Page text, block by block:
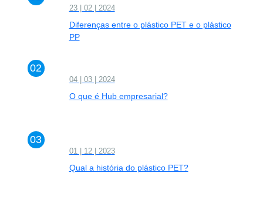
23 | 02 | 2024
Diferenças entre o plástico PET e o plástico
PP
04 | 03 | 2024
O que é Hub empresarial?
01 | 12 | 2023
Qual a história do plástico PET?